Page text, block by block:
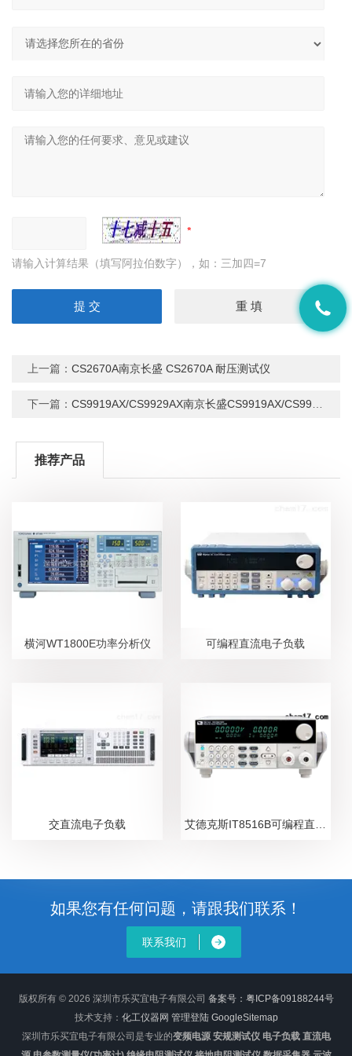
请输入计算结果（填写阿拉伯数字），如：三加四=7
上一篇：CS2670A南京长盛 CS2670A 耐压测试仪
下一篇：CS9919AX/CS9929AX南京长盛CS9919AX/CS9929AX程控耐压测试
推荐产品
横河WT1800E功率分析仪 可编程直流电子负载
交直流电子负载
如果您有任何问题，请跟我们联系！
联系我们
版权所有 © 2026 深圳市乐买宜电子有限公司 备案号：粤ICP备09188244号
技术支持： 化工仪器网 管理登陆 GoogleSitemap
深圳市乐买宜电子有限公司是专业的变频电源 安规测试仪 电子负载 直流电